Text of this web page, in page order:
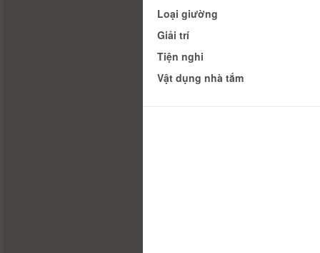
Loại giường
Giải trí
Tiện nghi
Vật dụng nhà tắm